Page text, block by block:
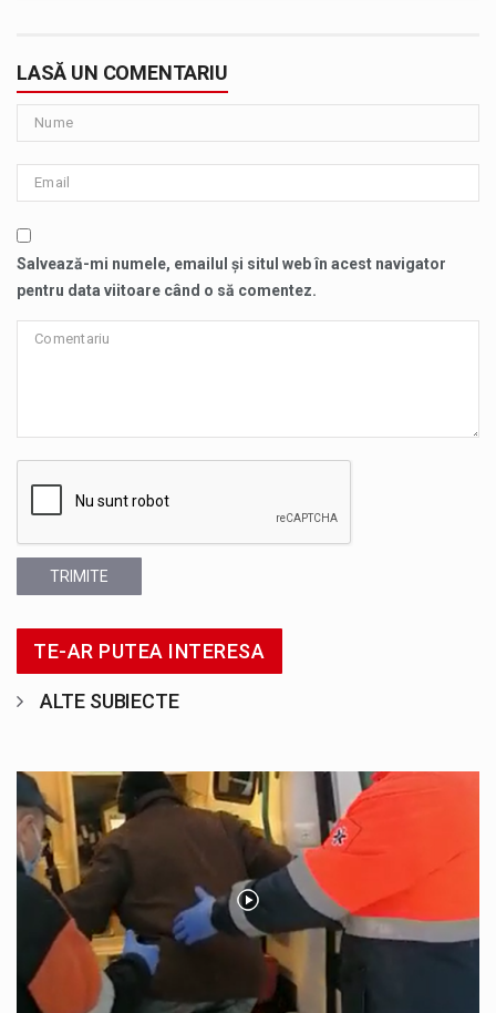
LASĂ UN COMENTARIU
Salvează-mi numele, emailul și situl web în acest navigator
pentru data viitoare când o să comentez.
TRIMITE
TE-AR PUTEA INTERESA
ALTE SUBIECTE